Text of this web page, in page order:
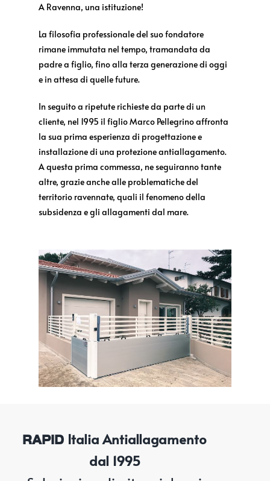
A Ravenna, una istituzione!
La filosofia professionale del suo fondatore
rimane immutata nel tempo, tramandata da
padre a figlio, fino alla terza generazione di oggi
e in attesa di quelle future.
In seguito a ripetute richieste da parte di un
cliente, nel 1995 il figlio Marco Pellegrino affronta
la sua prima esperienza di progettazione e
installazione di una protezione antiallagamento.
A questa prima commessa, ne seguiranno tante
altre, grazie anche alle problematiche del
territorio ravennate, quali il fenomeno della
subsidenza e gli allagamenti dal mare.
RAPID ItaliaAntiallagamento
dal 1995